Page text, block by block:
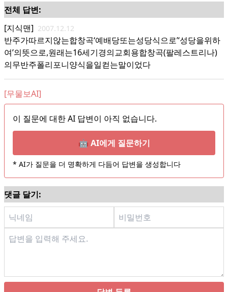
전체 답변:
[지식맨] 2007.12.12
반주가따르지않는합창곡‘예배당또는성당식으로’‘성당을위하
여’의뜻으로,원래는16세기경의교회용합창곡(팔레스트리나)
의무반주폴리포니양식을일컫는말이었다
[무물보AI]
이 질문에 대한 AI 답변이 아직 없습니다.
🤖 AI에게 질문하기
* AI가 질문을 더 명확하게 다듬어 답변을 생성합니다
댓글 달기: